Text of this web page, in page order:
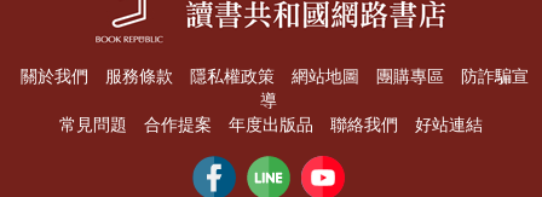
關於我們 服務條款 隱私權政策 網站地圖 團購專區
防詐騙宣
導
常見問題
合作提案 年度出版品 聯絡我們 好站連結